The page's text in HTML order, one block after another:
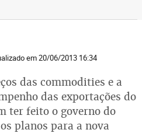
em 20/06/2013 16:34
das commodities e a
das exportações do
ter feito o governo do
planos para a nova